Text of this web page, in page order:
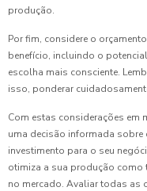
produção.
Por fim, considere o
benefício, incluindo o
escolha mais consciente.
isso, ponderar
Com estas considerações em
uma decisão informada
investimento para o seu
otimiza a sua produção
no mercado. Avaliar todas as